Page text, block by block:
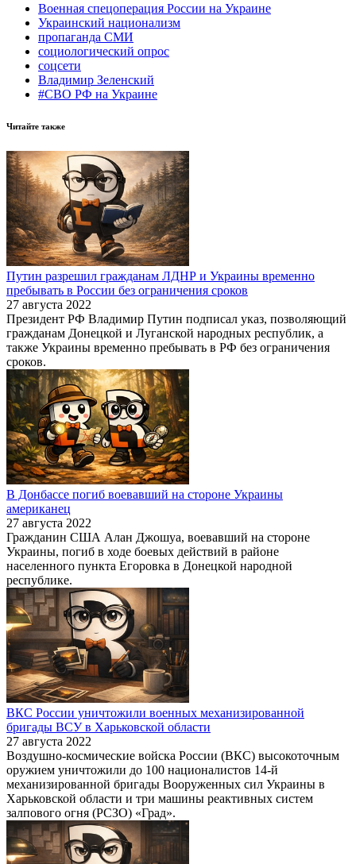
Военная спецоперация России на Украине
Украинский национализм
пропаганда СМИ
социологический опрос
соцсети
Владимир Зеленский
#СВО РФ на Украине
Читайте также
Путин разрешил гражданам ЛДНР и Украины временно
пребывать в России без ограничения сроков
27 августа 2022
Президент РФ Владимир Путин подписал указ, позволяющий
гражданам Донецкой и Луганской народных республик, а
также Украины временно пребывать в РФ без ограничения
сроков.
В Донбассе погиб воевавший на стороне Украины
американец
27 августа 2022
Гражданин США Алан Джошуа, воевавший на стороне
Украины, погиб в ходе боевых действий в районе
населенного пункта Егоровка в Донецкой народной
республике.
ВКС России уничтожили военных механизированной
бригады ВСУ в Харьковской области
27 августа 2022
Воздушно-космические войска России (ВКС) высокоточным
оружием уничтожили до 100 националистов 14-й
механизированной бригады Вооруженных сил Украины в
Харьковской области и три машины реактивных систем
залпового огня (РСЗО) «Град».